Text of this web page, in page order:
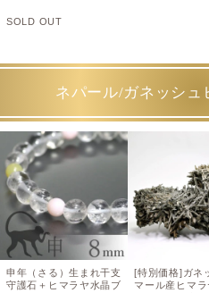
SOLD OUT
ネパール/ガネッシュ
申年（さる）生まれ干支
守護石＋ヒマラヤ水晶ブ
[特別価格]ガネ
マール産ヒマラ